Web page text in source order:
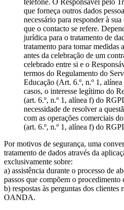
telefone. O Responsável pelo
que forneça outros dados
necessário para responder à
que o contacto se refere.
jurídica para o tratamento de
tratamento para tomar medidas
antes da celebração de um
celebrado entre si e o
termos do Regulamento do
Educação (Art. 6.º, n.º 1,
casos, o interesse legítimo do
(art. 6.º, n.º 1, alínea f) do
necessidade de resolver a
com as operações comerciais
(art. 6.º, n.º 1, alínea f) do
Por motivos de segurança, uma
tratamento de dados através da
exclusivamente sobre:
a) assistência durante o processo de
passos que compõem o procedimento
b) respostas às perguntas dos clientes
OANDA.